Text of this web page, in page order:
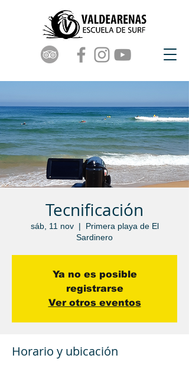
Tecnificación
sáb, 11 nov
  |
Primera playa de El
Sardinero
Ya no es posible
registrarse
Ver otros eventos
Horario y ubicación